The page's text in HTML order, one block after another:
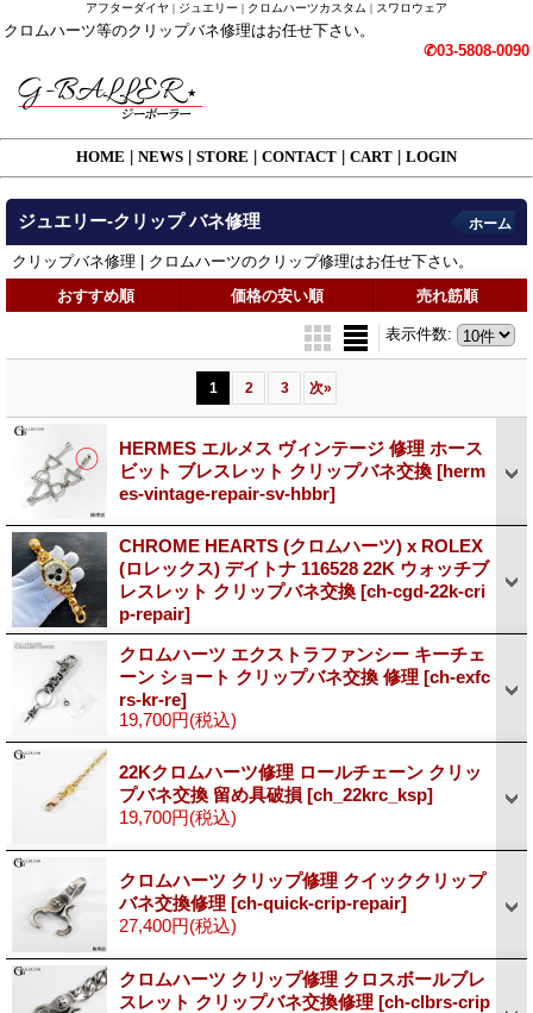
アフターダイヤ | ジュエリー | クロムハーツカスタム | スワロウェア
クロムハーツ等のクリップバネ修理はお任せ下さい。
✆03-5808-0090
HOME NEWS STORE CONTACT CART LOGIN
ジュエリー-クリップ バネ修理
クリップバネ修理 | クロムハーツのクリップ修理はお任せ下さい。
ホーム
おすすめ順 価格の安い順 売れ筋順
表示件数:
1 2 3 次»
HERMES エルメス ヴィンテージ 修理 ホース
ビット ブレスレット クリップバネ交換 [herm
es-vintage-repair-sv-hbbr]
CHROME HEARTS (クロムハーツ) x ROLEX
(ロレックス) デイトナ 116528 22K ウォッチブ
レスレット クリップバネ交換 [ch-cgd-22k-cri
p-repair]
クロムハーツ エクストラファンシー キーチェ
ーン ショート クリップバネ交換 修理 [ch-exfc
rs-kr-re]
19,700円(税込)
22Kクロムハーツ修理 ロールチェーン クリッ
プバネ交換 留め具破損 [ch_22krc_ksp]
19,700円(税込)
クロムハーツ クリップ修理 クイッククリップ
バネ交換修理 [ch-quick-crip-repair]
27,400円(税込)
クロムハーツ クリップ修理 クロスボールブレ
スレット クリップバネ交換修理 [ch-clbrs-crip